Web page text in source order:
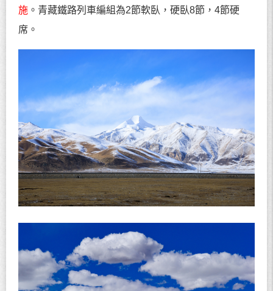
施 。青藏鐵路列車編組為2節軟臥，硬臥8節， 4節硬
席。